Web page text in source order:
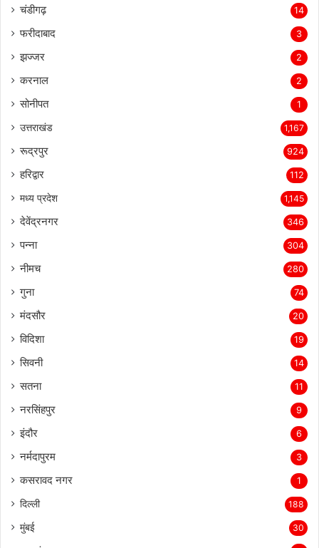
चंडीगढ़ 14
फरीदाबाद 3
झज्जर 2
करनाल 2
सोनीपत 1
उत्तराखंड 1,167
रूद्रपुर 924
हरिद्वार 112
मध्य प्रदेश 1,145
देवेंद्रनगर 346
पन्ना 304
नीमच 280
गुना 74
मंदसौर 20
विदिशा 19
सिवनी 14
सतना 11
नरसिंहपुर 9
इंदौर 6
नर्मदापुरम 3
कसरावद नगर 1
दिल्ली 188
मुंबई 30